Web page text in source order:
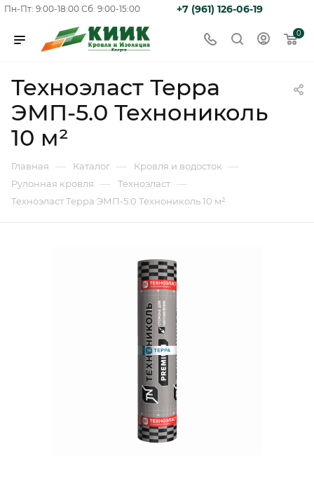
Пн-Пт: 9:00-18:00 Сб: 9:00-15:00 +7 (961) 126-06-19
0
Техноэласт Терра
ЭМП-5.0 Технониколь
10 м²
Главная — Каталог — Кровля и водосток —
Рулонная кровля — Техноэласт —
Техноэласт Терра ЭМП-5.0 Технониколь 10 м²